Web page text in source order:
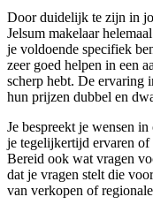
Door duidelijk te zijn in
Jelsum makelaar
je voldoende specifiek
zeer goed helpen in een
scherp hebt. De ervaring
hun prijzen dubbel en
Je bespreekt je wensen
je tegelijkertijd ervaren
Bereid ook wat vragen
dat je vragen stelt die
van verkopen of